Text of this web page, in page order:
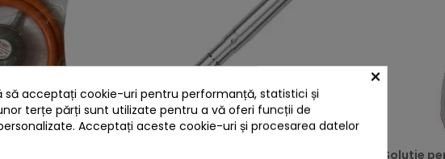
heart heart
Solutie
×
să acceptați cookie-uri pentru performanță, statistici și
terțe părți sunt utilizate pentru a vă oferi funcții de
Acceptați aceste cookie-uri și procesarea datelor